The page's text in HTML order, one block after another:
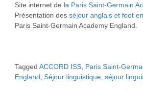
Site internet de la Paris Saint-Germain
Présentation des séjour anglais et foot
Paris Saint-Germain Academy England.
Tagged ACCORD ISS, Paris Saint-
England, Séjour linguistique, séjour